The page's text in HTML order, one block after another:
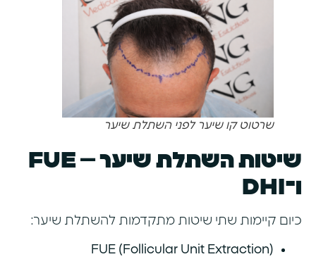
שרטוט קו שיער לפני השתלת שיער
שיטות השתלת שיער – FUE
ו־DHI
כיום קיימות שתי שיטות מתקדמות להשתלת שיער:
FUE (Follicular Unit Extraction)